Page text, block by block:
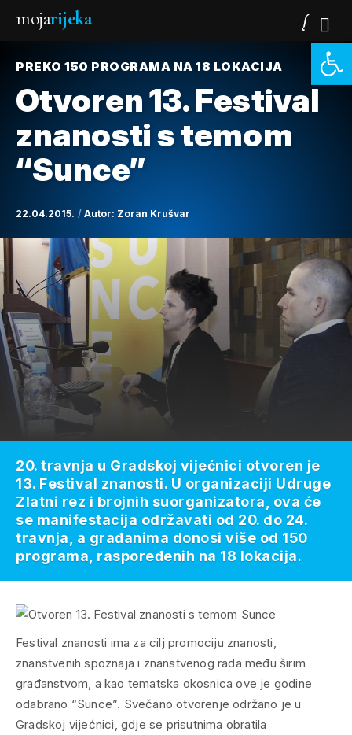
mojarijeka
PREKO 150 PROGRAMA NA 18 LOKACIJA
Otvoren 13. Festival
znanosti s temom
“Sunce”
22.04.2015. Autor: Zoran Krušvar
Festival znanosti ima za cilj promociju znanosti,
znanstvenih spoznaja i znanstvenog rada među širim
građanstvom, a kao tematska okosnica ove je godine
odabrano “Sunce”. Svečano otvorenje održano je u
Gradskoj vijećnici, gdje se prisutnima obratila
20. travnja u Gradskoj vijećnici otvoren je
13. Festival znanosti. U organizaciji Udruge
Zlatni rez i brojnih suorganizatora, ova će
se manifestacija održavati od 20. do 24.
travnja, a građanima donosi više od 150
programa, raspoređenih na 18 lokacija.